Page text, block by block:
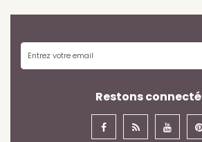
Restons connecté